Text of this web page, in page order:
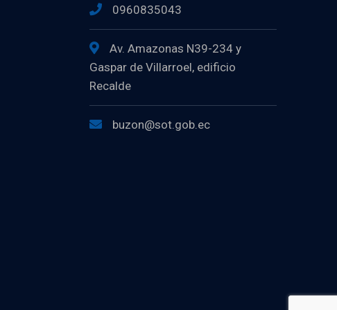
0960835043
Av. Amazonas N39-234 y
Gaspar de Villarroel, edificio
Recalde
buzon@sot.gob.ec